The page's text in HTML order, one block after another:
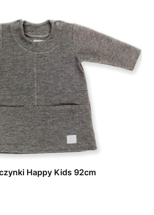
Happy Kids 92cm